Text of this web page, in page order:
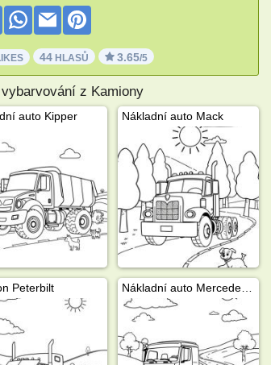
44HLASŮ 3.65/5
z Kamiony
auto Kipper Nákladní auto Mack
Peterbilt Nákladní auto Mercedes-Benz